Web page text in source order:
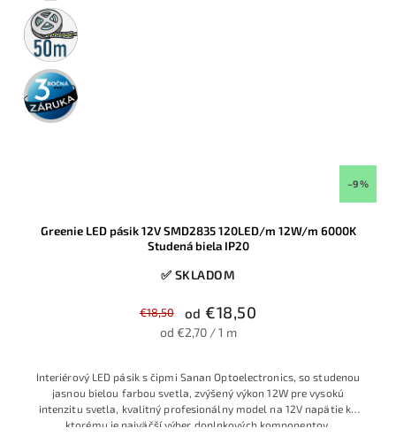
50m
rolka
3 roky
záruka
–9 %
Greenie LED pásik 12V SMD2835 120LED/m 12W/m 6000K
Studená biela IP20
✅ SKLADOM
€18,50 od €18,50
od €2,70 / 1 m
Interiérový LED pásik s čipmi Sanan Optoelectronics, so studenou
jasnou bielou farbou svetla, zvýšený výkon 12W pre vysokú
intenzitu svetla, kvalitný profesionálny model na 12V napätie ku
ktorému je najväčší výber doplnkových komponentov